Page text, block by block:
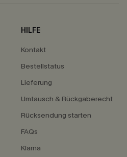
HILFE
Kontakt
Bestellstatus
Lieferung
Umtausch & Rückgaberecht
Rücksendung starten
FAQs
Klarna